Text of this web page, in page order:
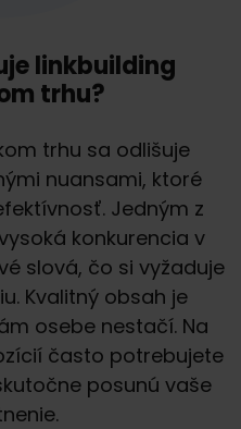
linkbuilding
trhu?
trhu sa odlišuje
nuansami, ktoré
Jedným z
konkurencia v
slová, čo si vyžaduje
Kvalitný obsah je
osebe nestačí. Na
často potrebujete
posunú vaše